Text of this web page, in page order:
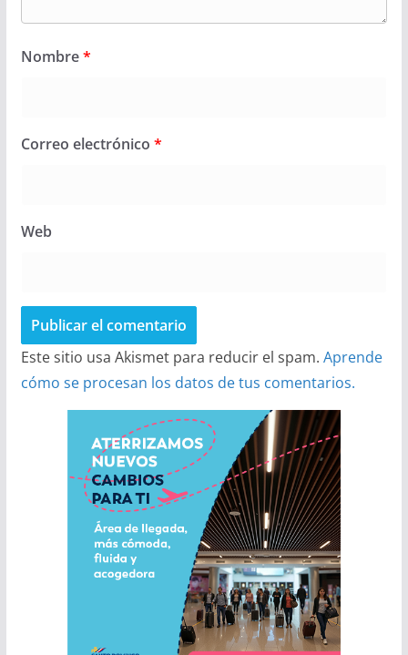
Nombre*
Correo electrónico *
Web
Este sitio usa Akismet para reducir el spam. Aprende
cómo se procesan los datos de tus comentarios.